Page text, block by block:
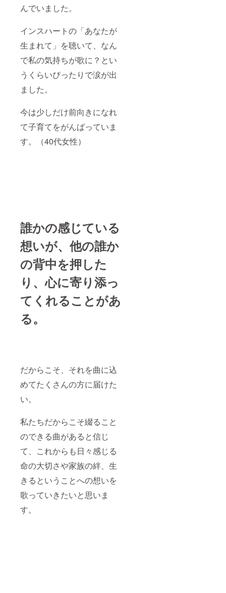
んでいました。
インスハートの「あなたが
生まれて」を聴いて、なん
で私の気持ちが歌に？とい
うくらいぴったりで涙が出
ました。
今は少しだけ前向きになれ
て子育てをがんばっていま
す。（40代女性）
誰かの感じている
想いが、他の誰か
の背中を押した
り、心に寄り添っ
てくれることがあ
る。
だからこそ、それを曲に込
めてたくさんの方に届けた
い。
私たちだからこそ綴ること
のできる曲があると信じ
て、これからも日々感じる
命の大切さや家族の絆、生
きるということへの想いを
歌っていきたいと思いま
す。